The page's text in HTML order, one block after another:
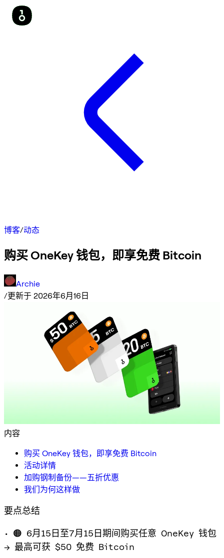
博客/动态
购买 OneKey 钱包，即享免费 Bitcoin
Archie
/更新于 2026年6月16日
内容
购买 OneKey 钱包，即享免费 Bitcoin
活动详情
加购钢制备份——五折优惠
我们为何这样做
要点总结
• 🟠 6月15日至7月15日期间购买任意 OneKey 钱包
→ 最高可获 $50 免费 Bitcoin